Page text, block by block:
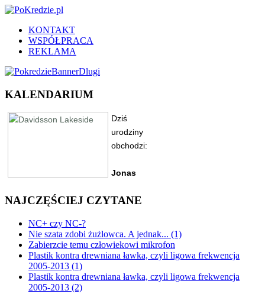
KONTAKT
WSPÓŁPRACA
REKLAMA
KALENDARIUM
NAJCZĘŚCIEJ CZYTANE
NC+ czy NC-?
Nie szata zdobi żużlowca. A jednak... (1)
Zabierzcie temu człowiekowi mikrofon
Plastik kontra drewniana ławka, czyli ligowa frekwencja
2005-2013 (1)
Plastik kontra drewniana ławka, czyli ligowa frekwencja
2005-2013 (2)